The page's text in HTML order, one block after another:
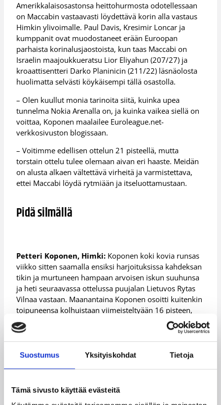
Suostumus Yksityiskohdat Tietoja
Tämä sivusto käyttää evästeitä
Amerikkalaisosastonsa heittohurmosta odotellessaan
on Maccabin vastaavasti löydettävä korin alla vastaus
Himkin ylivoimalle. Paul Davis, Kresimir Loncar ja
kumppanit ovat muodostaneet erään Euroopan
parhaista korinalusjaostoista, kun taas Maccabi on
Israelin maajoukkueratsu Lior Eliyahun (207/27) ja
kroaattisentteri Darko Planinicin (211/22) läsnäolosta
huolimatta selvästi köykäisempi tällä osastolla.
– Olen kuullut monia tarinoita siitä, kuinka upea
tunnelma Nokia Arenalla on, ja kuinka vaikea siellä on
voittaa, Koponen maalailee Euroleague.net-
verkkosivuston blogissaan.
– Voitimme edellisen ottelun 21 pisteellä, mutta
torstain ottelu tulee olemaan aivan eri haaste. Meidän
on alusta alkaen vältettävä virheitä ja varmistettava,
ettei Maccabi löydä rytmiään ja itseluottamustaan.
Pidä silmällä
Petteri Koponen, Himki: Koponen koki kovia runsas
viikko sitten saamalla ensiksi harjoituksissa kahdeksan
tikin ja murtuneen hampaan arvoisen iskun suuhunsa
ja heti seuraavassa ottelussa puujalan Lietuvos Rytas
Vilnaa vastaan. Maanantaina Koponen osoitti kuitenkin
toipuneensa kolhuistaan viimeisteltyään 16 pisteen,
seitsemän levypallon ja kuuden syötön saldon
ukrainalaisen Azvomashin vieraana. Edellisessä
ottelussaan Maccabia vastaan Koponen taituroi kauden
piste-ennätyksensä.
Euroliigaan ovat olleet kaiken kaikkiaan harvinaisia, ja